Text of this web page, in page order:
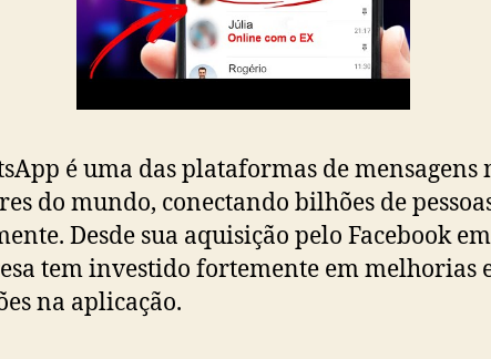
é uma das plataformas de mensagens
do mundo, conectando bilhões de
Desde sua aquisição pelo Facebook
tem investido fortemente em melhorias
na aplicação.